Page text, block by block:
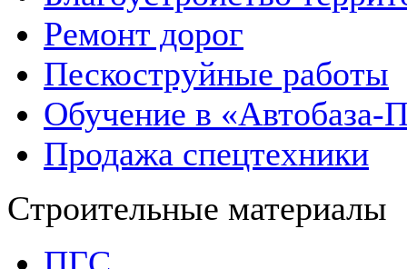
Ремонт дорог
Пескоструйные работы
Обучение в «Автобаза-
Продажа спецтехники
Строительные материалы